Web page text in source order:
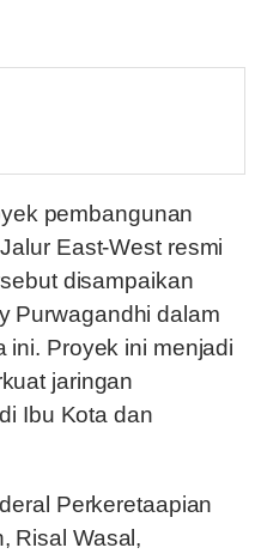
pembangunan
East-West resmi
disampaikan
Purwagandhi dalam
ini. Proyek ini menjadi
jaringan
Ibu Kota dan
Perkeretaapian
Risal Wasal,